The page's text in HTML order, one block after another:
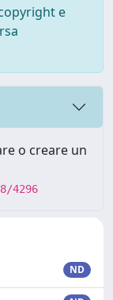
e
o creare un
4296
ND